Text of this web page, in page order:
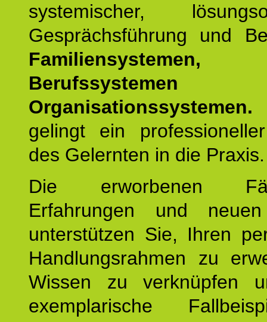
systemischer,
Gesprächsführung und
Familiensystemen,
Organisationssystemen.
gelingt ein
des Gelernten in die Praxis.
Die erworbenen
Erfahrungen und
unterstützen Sie, Ihren
Handlungsrahmen zu
Wissen zu verknüpfen
exemplarische